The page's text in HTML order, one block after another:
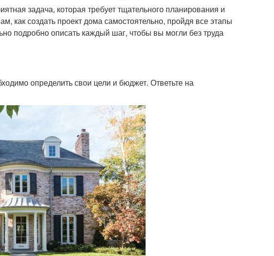
задача, которая требует тщательного планирования и
как создать проект дома самостоятельно, пройдя все этапы
подробно описать каждый шаг, чтобы вы могли без труда
определить свои цели и бюджет. Ответьте на